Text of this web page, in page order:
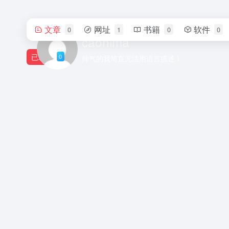
caonima
文章 0 网址 1 书籍 0 软件 0
已发布 0